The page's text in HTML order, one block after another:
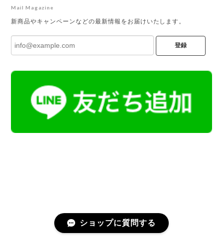
Mail Magazine
新商品やキャンペーンなどの最新情報をお届けいたします。
登録
ショップに質問する